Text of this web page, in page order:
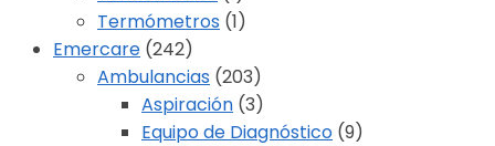
Termómetros (1)
Emercare (242)
Ambulancias (203)
Aspiración (3)
Equipo de Diagnóstico (9)